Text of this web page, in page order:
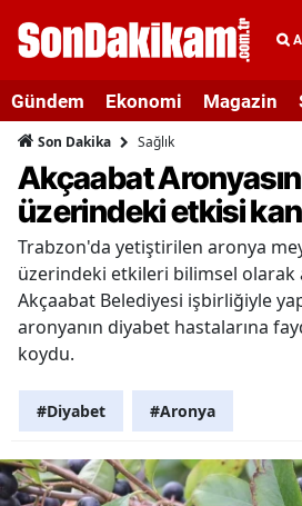
Gündem Ekonomi Magazin
Son Dakika Sağlık
Akçaabat
üzerindeki etkisi
Trabzon'da yetiştirilen aronya
üzerindeki etkileri bilimsel olarak
Akçaabat Belediyesi işbirliğiyle
aronyanın diyabet hastalarına
koydu.
#Diyabet #Aronya